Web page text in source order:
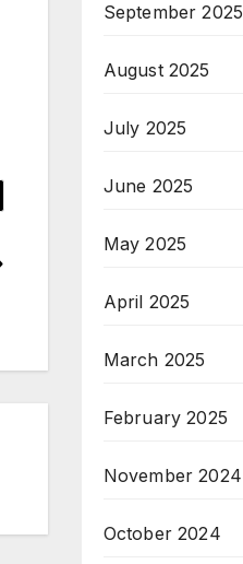
September 2025
August 2025
July 2025
June 2025
May 2025
April 2025
March 2025
February 2025
November 2024
October 2024